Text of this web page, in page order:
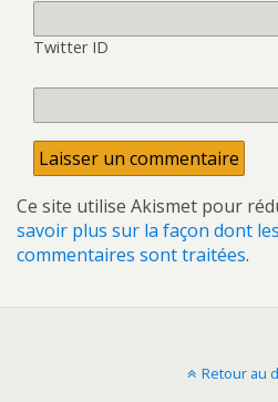
Twitter ID
Ce site utilise Akismet pour
savoir plus sur la façon dont
commentaires sont traitées.
Retour au